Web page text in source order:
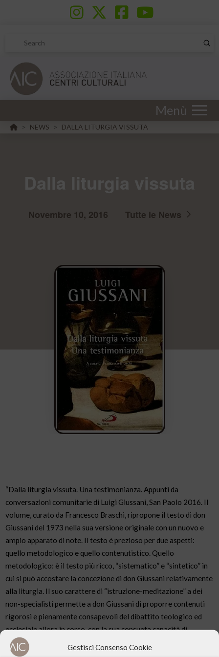
Gestisci Consenso Cookie
Search
Menù
HOME
> NEWS > DALLA LITURGIA VISSUTA
Novembre 10, 2016 Tutte le News
“Dalla liturgia vissuta. Una testimonianza. Appunti da
conversazioni comunitarie di Luigi Giussani, San Paolo 2016. Il
volume, curato da Francesco Braschi, ripropone il testo di don
Giussani del 1973 nella sua versione originale con un nuovo e
ampio apparato di note. Il testo è prezioso per due aspetti:
quello metodologico e quello contenutistico. Quello
metodologico: è il testo più ricco, “sistematico” e “sintetico” in
cui si può accostare la concezione di don Giussani relativamente
alla liturgia. Il suo carattere di “istruzione-meditazione” a dei
non-specialisti permette a don Giussani di proporre contenuti
rigorosi e pienamente consapevoli del dibattito teologico ed
ecclesiale allora in corso, con la sua consueta capacità di
sfrondare il discorso dagli accademicismi e di connetterlo
direttamente all’esperienza del credente. Quello contenutistico: